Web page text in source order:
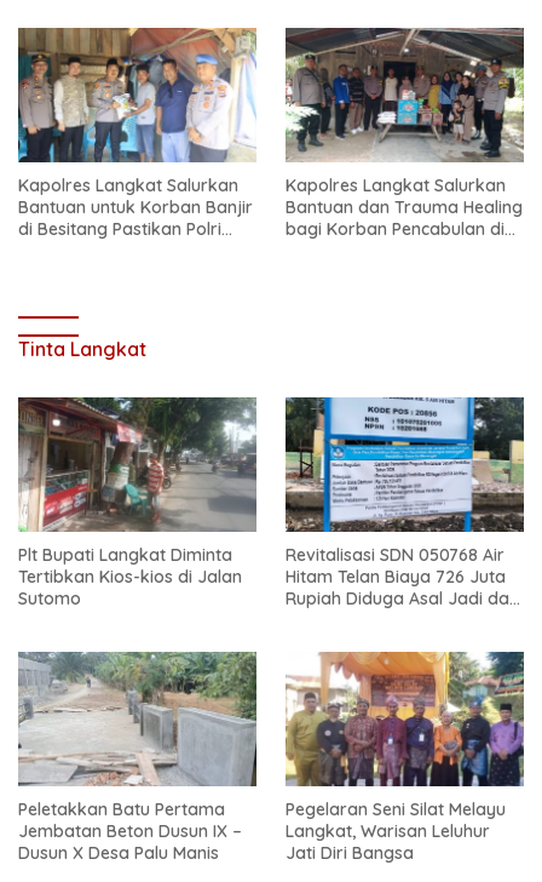
Kapolres Langkat Salurkan
Bantuan untuk Korban Banjir
di Besitang Pastikan Polri
Kapolres Langkat Salurkan
Bantuan dan Trauma Healing
bagi Korban Pencabulan di
Tinta Langkat
Plt Bupati Langkat Diminta
Tertibkan Kios-kios di Jalan
Sutomo
Revitalisasi SDN 050768 Air
Hitam Telan Biaya 726 Juta
Rupiah Diduga Asal Jadi dan
Peletakkan Batu Pertama
Jembatan Beton Dusun IX –
Dusun X Desa Palu Manis
Pegelaran Seni Silat Melayu
Langkat, Warisan Leluhur
Jati Diri Bangsa